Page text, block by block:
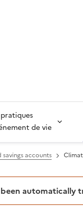
de vie
savings accounts
been